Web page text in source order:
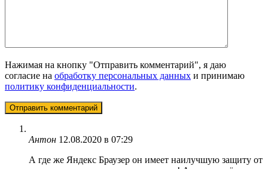
Нажимая на кнопку "Отправить комментарий", я даю
согласие на обработку персональных данных и принимаю
политику конфиденциальности.
Антон 12.08.2020 в 07:29
А где же Яндекс Браузер он имеет наилучшую защиту от